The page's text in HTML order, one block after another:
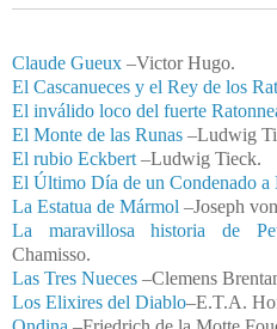
Claude Gueux –Victor Hugo.
El Cascanueces y el Rey de los
El inválido loco del fuerte
El Monte de las Runas –Ludwig
El rubio Eckbert –Ludwig Tieck.
El Último Día de un Condenado a
La Estatua de Mármol –Joseph
La maravillosa historia de
Chamisso.
Las Tres Nueces –Clemens
Los Elixires del Diablo–E.T.A.